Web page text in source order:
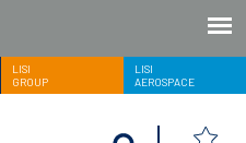
LISI
GROUP
LISI
AEROSPACE